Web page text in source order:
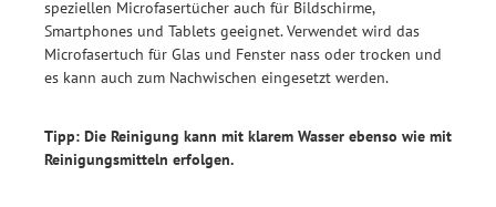
speziellen Microfasertücher auch für Bildschirme,
Smartphones und Tablets geeignet. Verwendet wird das
Microfasertuch für Glas und Fenster nass oder trocken und
es kann auch zum Nachwischen eingesetzt werden.
Tipp: Die Reinigung kann mit klarem Wasser ebenso wie mit
Reinigungsmitteln erfolgen.